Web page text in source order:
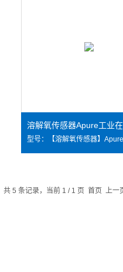
共 5 条记录，当前 1 / 1 页 首页 上